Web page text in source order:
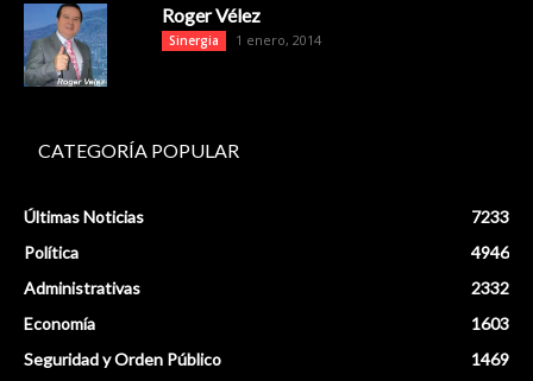
Roger Vélez
Sinergia 1 enero, 2014
CATEGORÍA POPULAR
Últimas Noticias
7233
Política
4946
Administrativas
2332
Economía
1603
Seguridad y Orden Público
1469